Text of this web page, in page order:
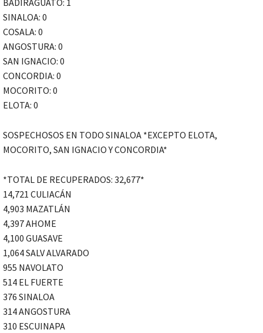
BADIRAGUATO: 1
SINALOA: 0
COSALA: 0
ANGOSTURA: 0
SAN IGNACIO: 0
CONCORDIA: 0
MOCORITO: 0
ELOTA: 0
SOSPECHOSOS EN TODO SINALOA *EXCEPTO ELOTA,
MOCORITO, SAN IGNACIO Y CONCORDIA*
*TOTAL DE RECUPERADOS: 32,677*
14,721 CULIACÁN
4,903 MAZATLÁN
4,397 AHOME
4,100 GUASAVE
1,064 SALV ALVARADO
955 NAVOLATO
514 EL FUERTE
376 SINALOA
314 ANGOSTURA
310 ESCUINAPA